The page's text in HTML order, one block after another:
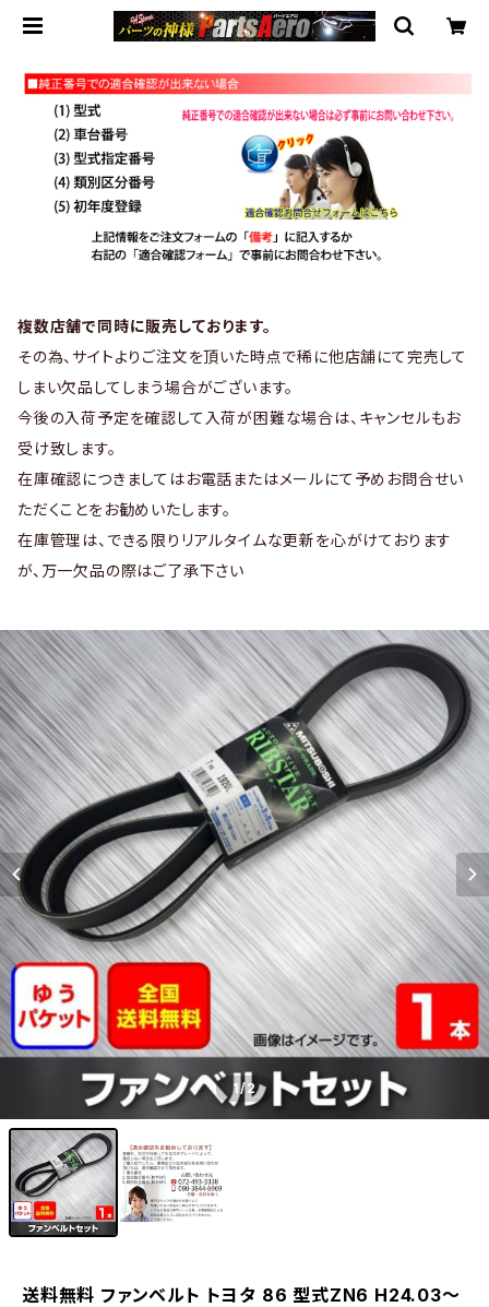
複数店舗で同時に販売しております。
その為、サイトよりご注文を頂いた時点で稀に他店舗にて完売して
しまい欠品してしまう場合がございます。
今後の入荷予定を確認して入荷が困難な場合は、キャンセルもお
受け致します。
在庫確認につきましてはお電話またはメールにて予めお問合せい
ただくことをお勧めいたします。
在庫管理は、できる限りリアルタイムな更新を心がけております
が、万一欠品の際はご了承下さい
1/2
送料無料 ファンベルト トヨタ 86 型式ZN6 H24.03～